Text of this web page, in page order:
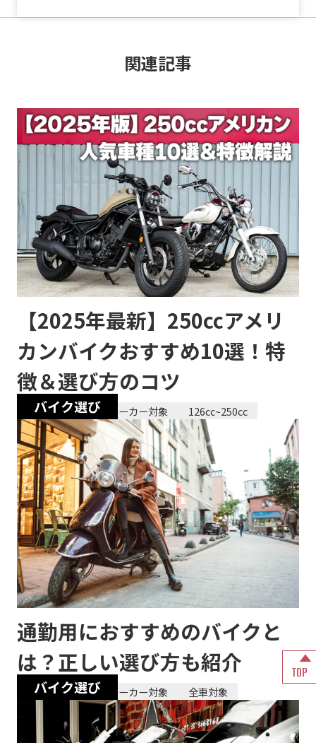
関連記事
バイク選び
【2025年最新】250ccアメリ
カンバイクおすすめ10選！特
徴＆選び方のコツ
2025/07/08 全メーカー対象 126cc~250cc
バイク選び
通勤用におすすめのバイクと
は？正しい選び方も紹介
2024/01/28 全メーカー対象 全車対象
TOP